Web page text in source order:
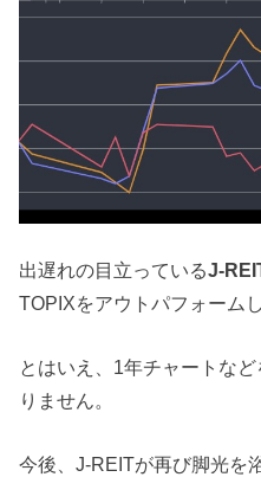
出遅れの目立っているJ-
TOPIXをアウトパフォーム
とはいえ、1年チャートな
りません。
今後、J-REITが再び脚光を